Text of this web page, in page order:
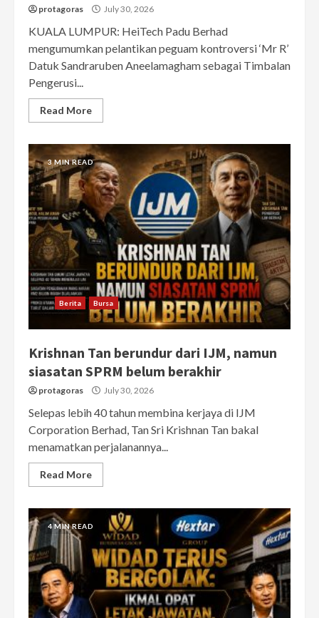
protagoras July 30, 2026
KUALA LUMPUR: HeiTech Padu Berhad
mengumumkan pelantikan peguam kontroversi ‘Mr R’
Datuk Sandraruben Aneelamagham sebagai Timbalan
Pengerusi...
Read More
3 MIN READ
Berita Bursa
Krishnan Tan berundur dari IJM, namun
siasatan SPRM belum berakhir
protagoras July 30, 2026
Selepas lebih 40 tahun membina kerjaya di IJM
Corporation Berhad, Tan Sri Krishnan Tan bakal
menamatkan perjalanannya...
Read More
4 MIN READ